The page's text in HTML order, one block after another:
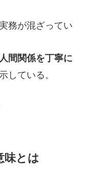
務が混ざってい
間関係を丁寧に
している。
味とは